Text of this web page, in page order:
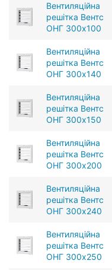
Вентиляційна
решітка Вентс
ОНГ 300х100
Вентиляційна
решітка Вентс
ОНГ 300х140
Вентиляційна
решітка Вентс
ОНГ 300х150
Вентиляційна
решітка Вентс
ОНГ 300х200
Вентиляційна
решітка Вентс
ОНГ 300х240
Вентиляційна
решітка Вентс
ОНГ 300х250